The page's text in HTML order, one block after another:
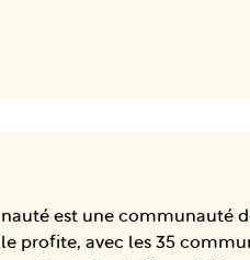
est une communauté
profite, avec les 35